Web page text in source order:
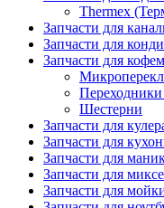
Thermex
Запчасти для
Запчасти для
Запчасти для
Шестерни
Запчасти для
Запчасти для
Запчасти для
Запчасти для
Запчасти для